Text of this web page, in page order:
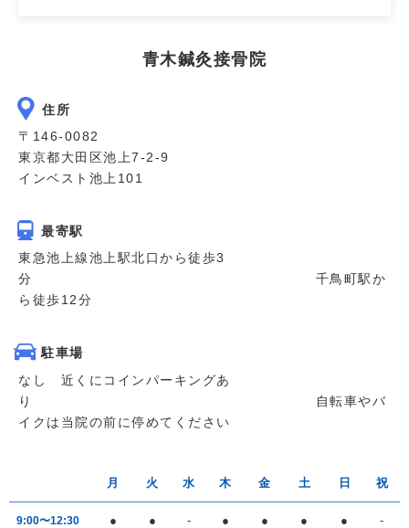
青木鍼灸接骨院
住所
〒146-0082
東京都大田区池上7-2-9
インベスト池上101
最寄駅
東急池上線池上駅北口から徒歩3
分 千鳥町駅か
ら徒歩12分
駐車場
なし 近くにコインパーキングあ
り 自転車やバ
イクは当院の前に停めてください
月 火 水 木 金 土 日 祝
9:00〜12:30 ● ● - ● ● ● ● -